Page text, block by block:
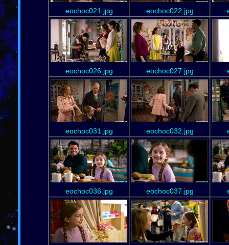
eochoc021.jpg eochoc022.jpg
eochoc026.jpg eochoc027.jpg
eochoc031.jpg eochoc032.jpg
eochoc036.jpg eochoc037.jpg